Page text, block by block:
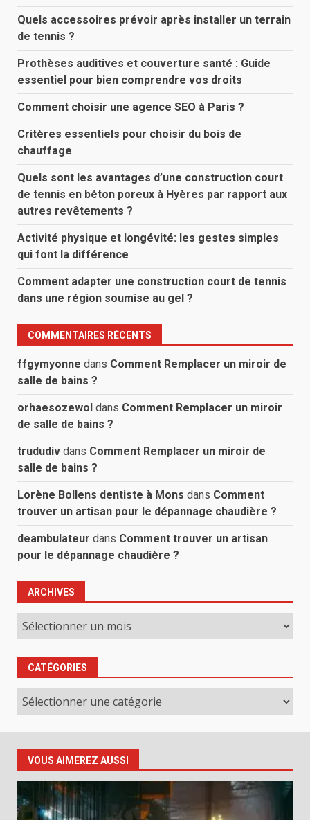
Quels accessoires prévoir après installer un terrain
de tennis ?
Prothèses auditives et couverture santé : Guide
essentiel pour bien comprendre vos droits
Comment choisir une agence SEO à Paris ?
Critères essentiels pour choisir du bois de
chauffage
Quels sont les avantages d’une construction court
de tennis en béton poreux à Hyères par rapport aux
autres revêtements ?
Activité physique et longévité: les gestes simples
qui font la différence
Comment adapter une construction court de tennis
dans une région soumise au gel ?
COMMENTAIRES RÉCENTS
ffgymyonne dans Comment Remplacer un miroir de
salle de bains ?
orhaesozewol dans Comment Remplacer un miroir
de salle de bains ?
trududiv dans Comment Remplacer un miroir de
salle de bains ?
Lorène Bollens dentiste à Mons dans Comment
trouver un artisan pour le dépannage chaudière ?
deambulateur dans Comment trouver un artisan
pour le dépannage chaudière ?
ARCHIVES
Archives
CATÉGORIES
Catégories
VOUS AIMEREZ AUSSI